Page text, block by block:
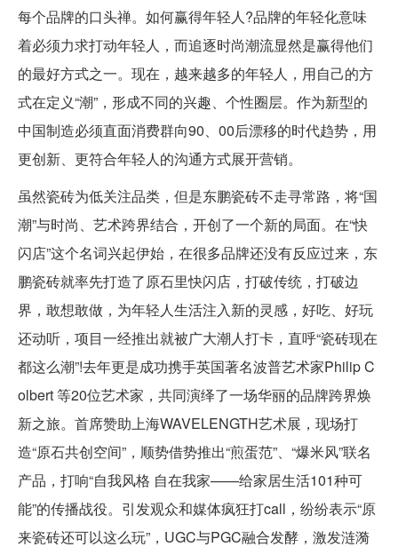
每个品牌的口头禅。如何赢得年轻人?品牌的年轻化意味
着必须力求打动年轻人，而追逐时尚潮流显然是赢得他们
的最好方式之一。现在，越来越多的年轻人，用自己的方
式在定义“潮”，形成不同的兴趣、个性圈层。作为新型的
中国制造必须直面消费群向90、00后漂移的时代趋势，用
更创新、更符合年轻人的沟通方式展开营销。
虽然瓷砖为低关注品类，但是东鹏瓷砖不走寻常路，将“国
潮”与时尚、艺术跨界结合，开创了一个新的局面。在“快
闪店”这个名词兴起伊始，在很多品牌还没有反应过来，东
鹏瓷砖就率先打造了原石里快闪店，打破传统，打破边
界，敢想敢做，为年轻人生活注入新的灵感，好吃、好玩
还动听，项目一经推出就被广大潮人打卡，直呼“瓷砖现在
都这么潮”!去年更是成功携手英国著名波普艺术家Philip C
olbert 等20位艺术家，共同演绎了一场华丽的品牌跨界焕
新之旅。首席赞助上海WAVELENGTH艺术展，现场打
造“原石共创空间”，顺势借势推出“煎蛋范”、“爆米风”联名
产品，打响“自我风格 自在我家——给家居生活101种可
能”的传播战役。引发观众和媒体疯狂打call，纷纷表示“原
来瓷砖还可以这么玩”，UGC与PGC融合发酵，激发涟漪